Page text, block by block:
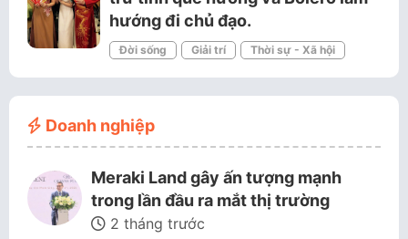
hướng đi chủ đạo.
Đời sống Giải trí Thời sự - Xã hội
Doanh nghiệp
Meraki Land gây ấn tượng mạnh
trong lần đầu ra mắt thị trường
2 tháng trước